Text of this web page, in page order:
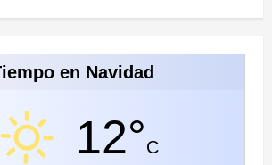
en Navidad
12°C